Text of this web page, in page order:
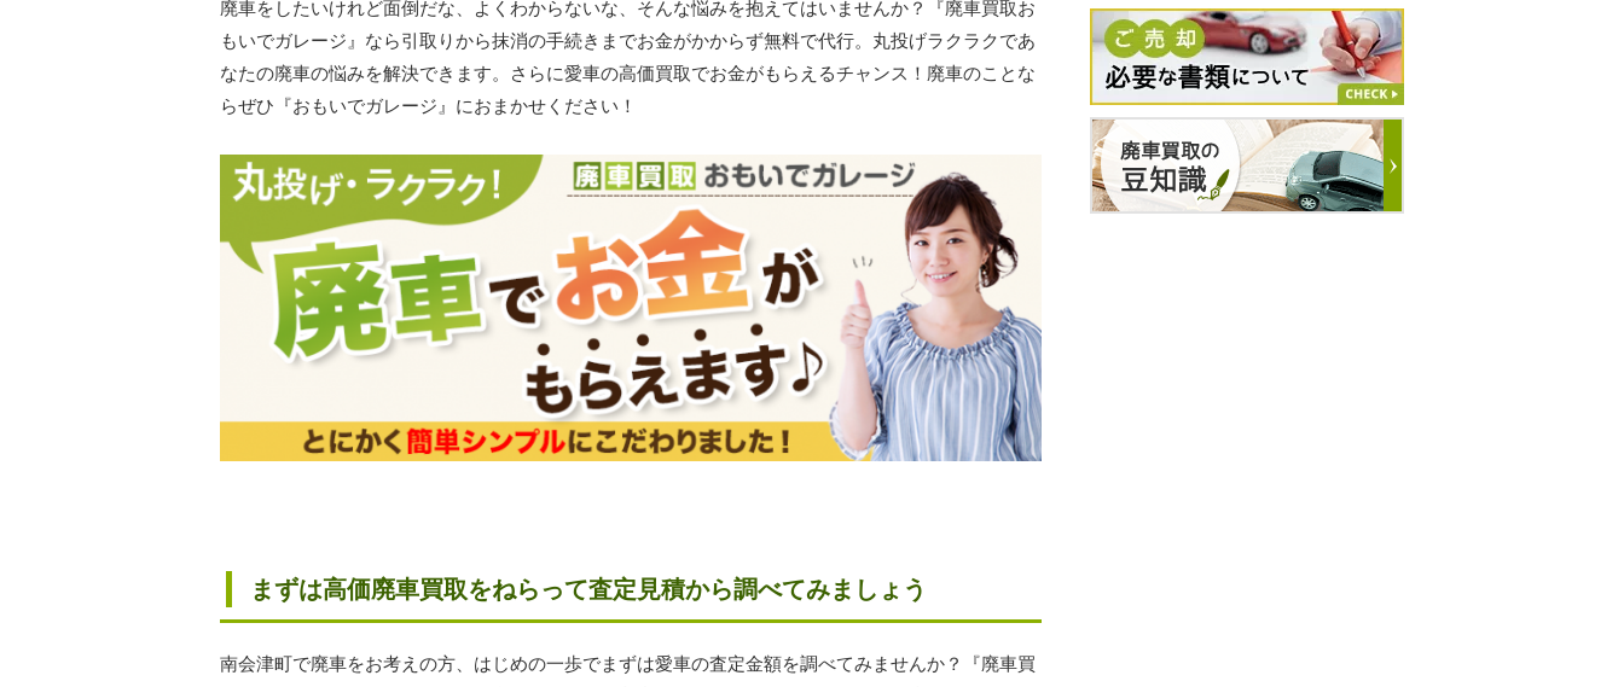
廃車をしたいけれど面倒だな、よくわからないな、そんな悩みを抱えてはいませんか？『廃車買取お
もいでガレージ』なら引取りから抹消の手続きまでお金がかからず無料で代行。丸投げラクラクであ
なたの廃車の悩みを解決できます。さらに愛車の高価買取でお金がもらえるチャンス！廃車のことな
らぜひ『おもいでガレージ』におまかせください！
まずは高価廃車買取をねらって査定見積から調べてみましょう
南会津町で廃車をお考えの方、はじめの一歩でまずは愛車の査定金額を調べてみませんか？『廃車買